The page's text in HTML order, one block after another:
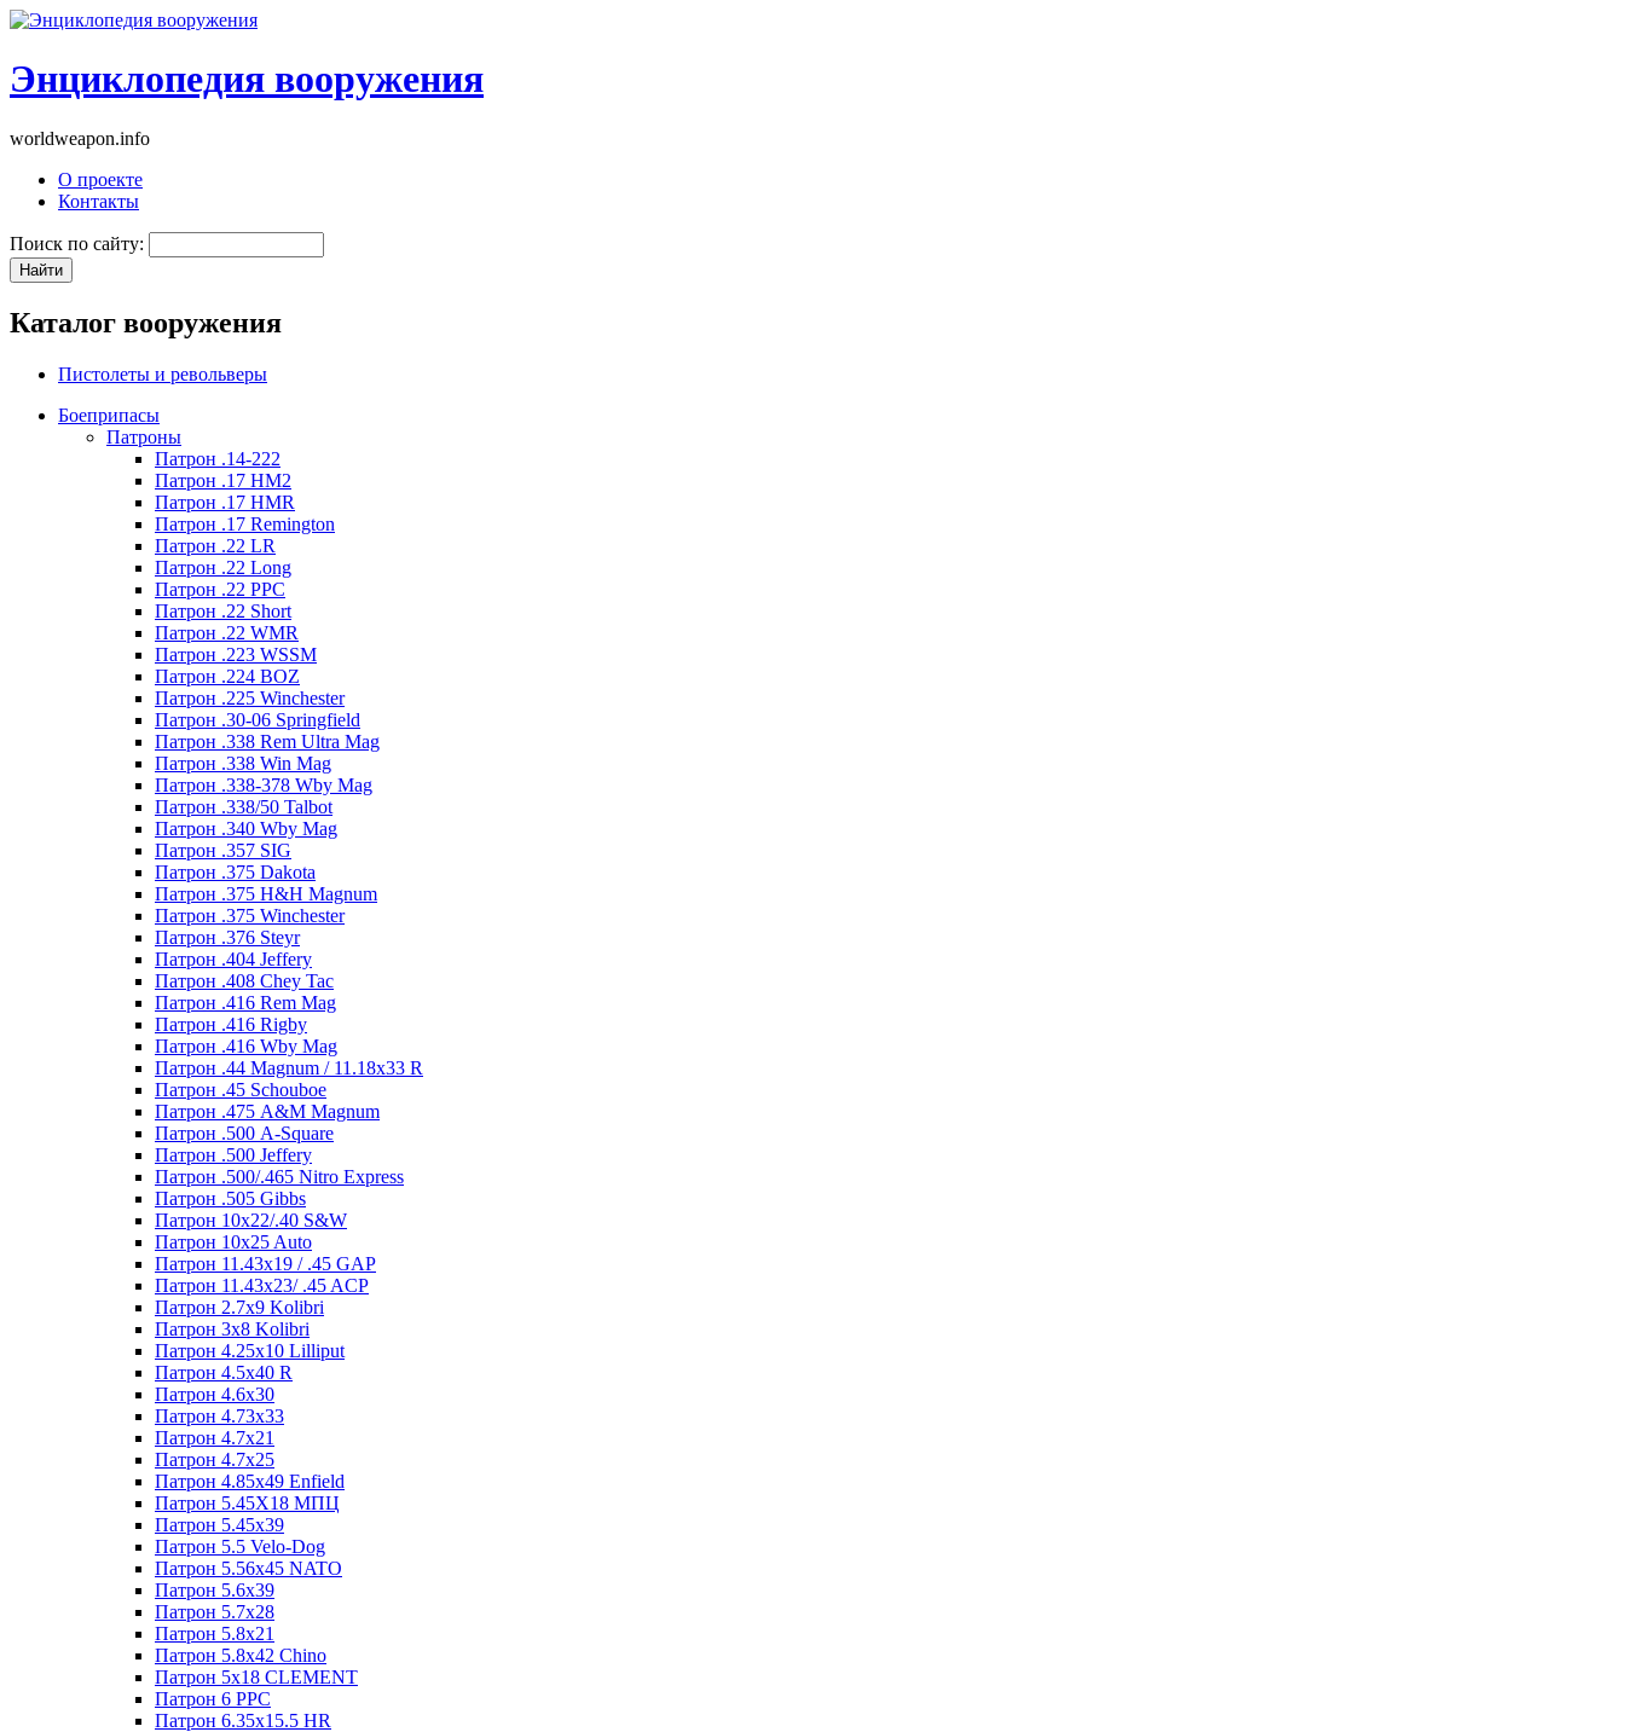
Энциклопедия вооружения
worldweapon.info
О проекте
Контакты
Поиск по сайту:
Каталог вооружения
Пистолеты и револьверы
Боеприпасы
Патроны
Патрон .14-222
Патрон .17 HM2
Патрон .17 HMR
Патрон .17 Remington
Патрон .22 LR
Патрон .22 Long
Патрон .22 PPC
Патрон .22 Short
Патрон .22 WMR
Патрон .223 WSSM
Патрон .224 BOZ
Патрон .225 Winchester
Патрон .30-06 Springfield
Патрон .338 Rem Ultra Mag
Патрон .338 Win Mag
Патрон .338-378 Wby Mag
Патрон .338/50 Talbot
Патрон .340 Wby Mag
Патрон .357 SIG
Патрон .375 Dakota
Патрон .375 H&H Magnum
Патрон .375 Winchester
Патрон .376 Steyr
Патрон .404 Jeffery
Патрон .408 Chey Tac
Патрон .416 Rem Mag
Патрон .416 Rigby
Патрон .416 Wby Mag
Патрон .44 Magnum / 11.18x33 R
Патрон .45 Schouboe
Патрон .475 A&M Magnum
Патрон .500 A-Square
Патрон .500 Jeffery
Патрон .500/.465 Nitro Express
Патрон .505 Gibbs
Патрон 10x22/.40 S&W
Патрон 10x25 Auto
Патрон 11.43x19 / .45 GAP
Патрон 11.43x23/ .45 ACP
Патрон 2.7x9 Kolibri
Патрон 3x8 Kolibri
Патрон 4.25x10 Lilliput
Патрон 4.5x40 R
Патрон 4.6x30
Патрон 4.73x33
Патрон 4.7x21
Патрон 4.7x25
Патрон 4.85x49 Enfield
Патрон 5.45X18 МПЦ
Патрон 5.45х39
Патрон 5.5 Velo-Dog
Патрон 5.56х45 NATO
Патрон 5.6х39
Патрон 5.7x28
Патрон 5.8x21
Патрон 5.8x42 Chino
Патрон 5x18 CLEMENT
Патрон 6 PPC
Патрон 6.35x15.5 HR